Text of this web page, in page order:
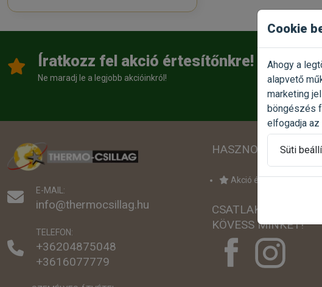
Íratkozz fel akció értesítőnkre!
Ne maradj le a legjobb akcióinkról!
Az
E-MAIL:
info@thermocsillag.hu
TELEFON:
+36204875048
+3616077779
HASZNOS LINKEK
Akció értesítő
CSATLAKOZZ
KÖVESS MINKET!
Cookie
Ahogy a
alapvető
marketing
böngészés
elfogadja az
Süti